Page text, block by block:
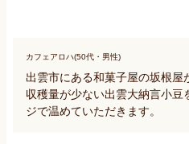
カフェアロハ(50代・男性)
出雲市にある和菓子屋の坂根屋
収穫量が少ない出雲大納言小豆
ジで温めていただきます。